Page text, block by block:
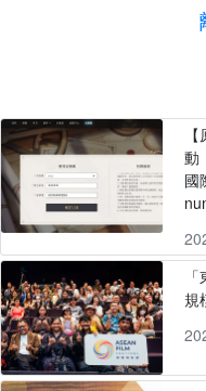
動
國
規